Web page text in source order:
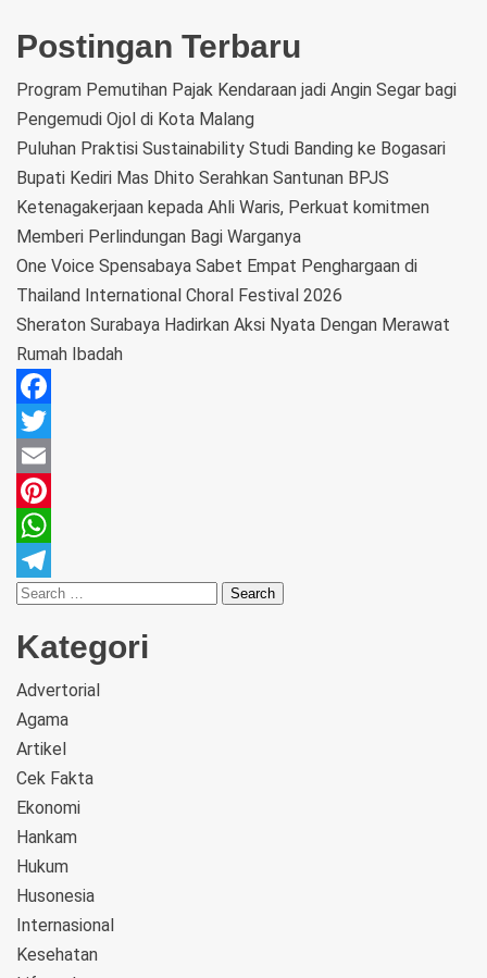
Postingan Terbaru
Program Pemutihan Pajak Kendaraan jadi Angin Segar bagi
Pengemudi Ojol di Kota Malang
Puluhan Praktisi Sustainability Studi Banding ke Bogasari
Bupati Kediri Mas Dhito Serahkan Santunan BPJS
Ketenagakerjaan kepada Ahli Waris, Perkuat komitmen
Memberi Perlindungan Bagi Warganya
One Voice Spensabaya Sabet Empat Penghargaan di
Thailand International Choral Festival 2026
Sheraton Surabaya Hadirkan Aksi Nyata Dengan Merawat
Rumah Ibadah
Facebook
Twitter
Email
Pinterest
WhatsApp
Telegram
Kategori
Advertorial
Agama
Artikel
Cek Fakta
Ekonomi
Hankam
Hukum
Husonesia
Internasional
Kesehatan